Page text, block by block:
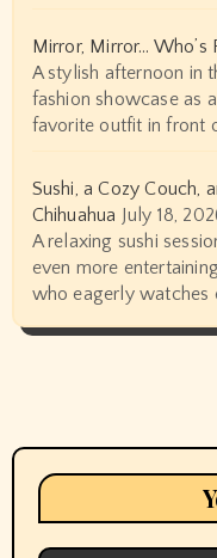
Mirror, Mirror… Who’s
A stylish afternoon in
fashion showcase as
favorite outfit in front
Sushi, a Cozy Couch,
Chihuahua July 18,
A relaxing sushi
even more
who eagerly watches